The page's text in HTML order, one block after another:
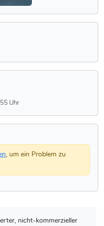
Uhr
, um ein Problem zu
nicht-kommerzieller